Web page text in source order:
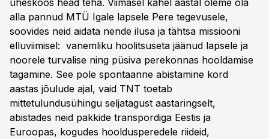
üheskoos head teha. Viimasel kahel aastal oleme õla
alla pannud MTÜ Igale lapsele Pere tegevusele,
soovides neid aidata nende ilusa ja tähtsa missiooni
elluviimisel: vanemliku hoolitsuseta jäänud lapsele ja
noorele turvalise ning püsiva perekonnas hooldamise
tagamine. See pole spontaanne abistamine kord
aastas jõulude ajal, vaid TNT toetab
mittetulundusühingu seljatagust aastaringselt,
abistades neid pakkide transpordiga Eestis ja
Euroopas, kogudes hooldusperedele riideid,